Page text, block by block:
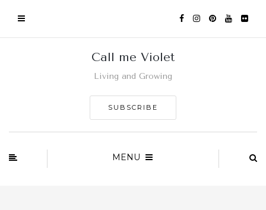
Call me Violet
Living and Growing
SUBSCRIBE
MENU